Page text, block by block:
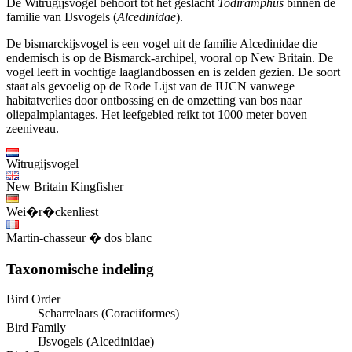
De Witrugijsvogel behoort tot het geslacht Todiramphus binnen de
familie van IJsvogels (Alcedinidae).
De bismarckijsvogel is een vogel uit de familie Alcedinidae die
endemisch is op de Bismarck-archipel, vooral op New Britain. De
vogel leeft in vochtige laaglandbossen en is zelden gezien. De soort
staat als gevoelig op de Rode Lijst van de IUCN vanwege
habitatverlies door ontbossing en de omzetting van bos naar
oliepalmplantages. Het leefgebied reikt tot 1000 meter boven
zeeniveau.
Witrugijsvogel
New Britain Kingfisher
Wei�r�ckenliest
Martin-chasseur � dos blanc
Taxonomische indeling
Bird Order
Scharrelaars (Coraciiformes)
Bird Family
IJsvogels (Alcedinidae)